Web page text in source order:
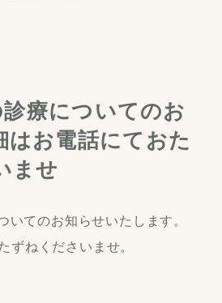
療についてのお
はお電話にておた
ませ
いてのお知らせいたします。
ずねくださいませ。